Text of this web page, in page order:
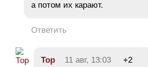
а потом их карают.
Ответить
Тор 11 авг, 13:03
+2